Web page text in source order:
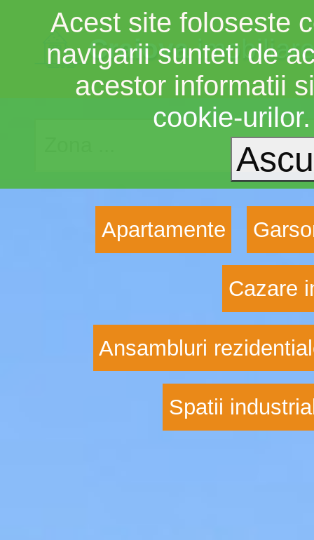
Craiova
Apartamente
Cazare
Ansambluri
Spatii
Acest site foloseste
navigarii sunteti de
acestor informatii
cookie-